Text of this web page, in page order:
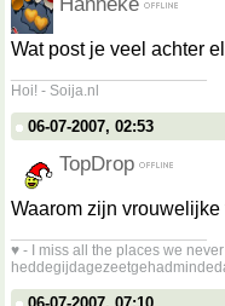
Wat post je veel achter
Hoi! - Soija.nl
06-07-2007, 02:53
TopDrop
Waarom zijn
♥ - I miss all the places we